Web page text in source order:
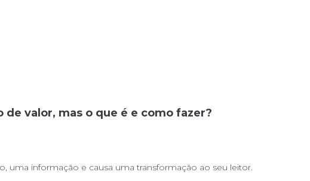
valor, mas o que é e como fazer?
uma informação e causa uma transformação ao seu leitor.